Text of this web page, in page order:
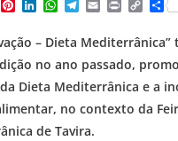
T P
n
t
e
r
e
s
t
L
k
e
I
n
W
t
s
p
p
T
l
e
g
r
a
m
E
a
i
l
P
n
t
C
p
y
L
n
k
S
a
r
e
– Dieta Mediterrânica”
no ano passado,
Dieta Mediterrânica e a
no contexto da
de Tavira.